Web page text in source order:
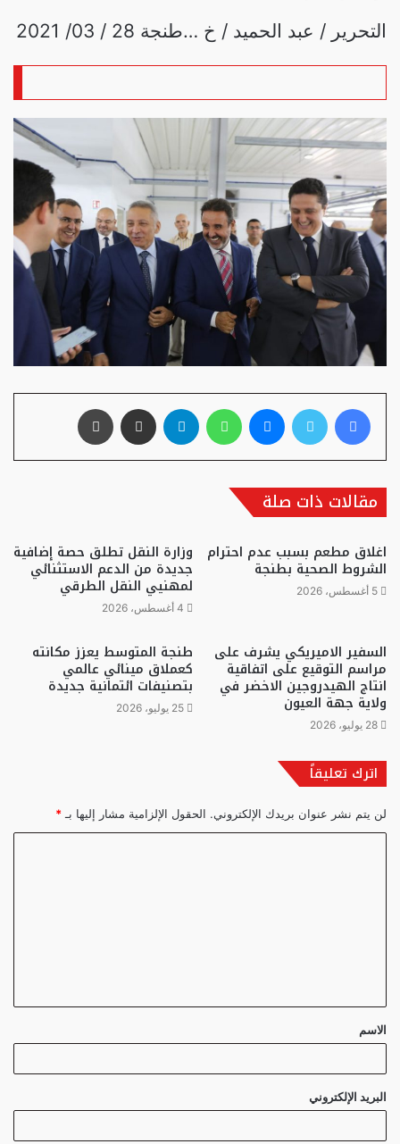
التحرير / عبد الحميد / خ …طنجة 28 / 03/ 2021
فيسبوك تويتر ماسنجر واتساب تيلقرام مشاركة عبر البريد
مقالات ذات صلة
اغلاق مطعم بسبب عدم احترام
الشروط الصحية بطنجة
5 أغسطس، 2026
وزارة النقل تطلق حصة إضافية
جديدة من الدعم الاستثنائي
لمهنيي النقل الطرقي
4 أغسطس، 2026
السفير الاميريكي يشرف على
مراسم التوقيع على اتفاقية
انتاج الهيدروجين الاخضر في
ولاية جهة العيون
28 يوليو، 2026
طنجة المتوسط يعزز مكانته
كعملاق مينائي عالمي
بتصنيفات ائتمانية جديدة
25 يوليو، 2026
اترك تعليقاً
لن يتم نشر عنوان بريدك الإلكتروني. الحقول الإلزامية مشار إليها بـ *
ق
*
الاسم
البريد الإلكتروني